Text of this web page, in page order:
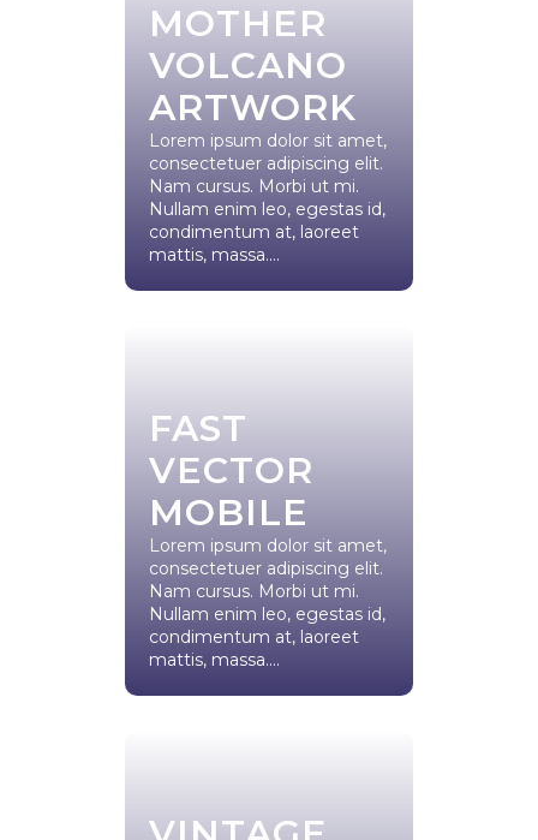
MOTHER
VOLCANO
ARTWORK
Lorem ipsum dolor sit amet,
consectetuer adipiscing elit.
Nam cursus. Morbi ut mi.
Nullam enim leo, egestas id,
condimentum at, laoreet
mattis, massa....
FAST
VECTOR
MOBILE
Lorem ipsum dolor sit amet,
consectetuer adipiscing elit.
Nam cursus. Morbi ut mi.
Nullam enim leo, egestas id,
condimentum at, laoreet
mattis, massa....